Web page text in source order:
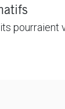
pourraient